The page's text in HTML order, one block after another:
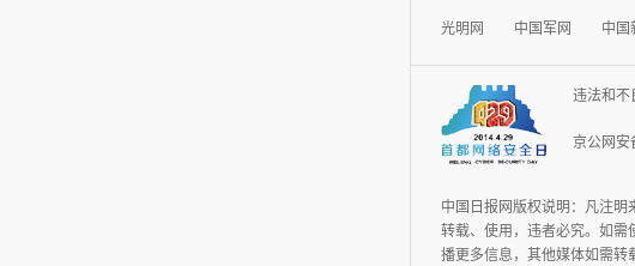
光明网 中国军网 中国
违法和不
京公网
中国日报网版权说明：凡注明
转载、使用，违者必究。如需
播更多信息，其他媒体如需转